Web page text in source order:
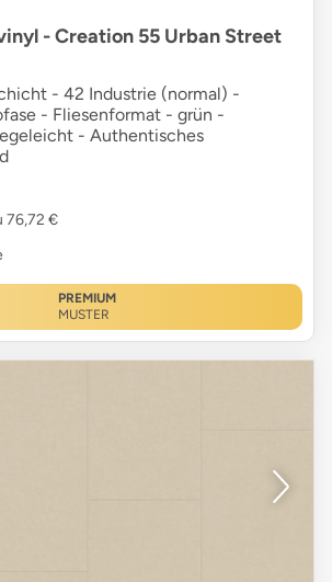
- Creation 55 Urban Street
- 42 Industrie (normal) -
- Fliesenformat - grün -
- Authentisches
76,72 €
PREMIUM
MUSTER